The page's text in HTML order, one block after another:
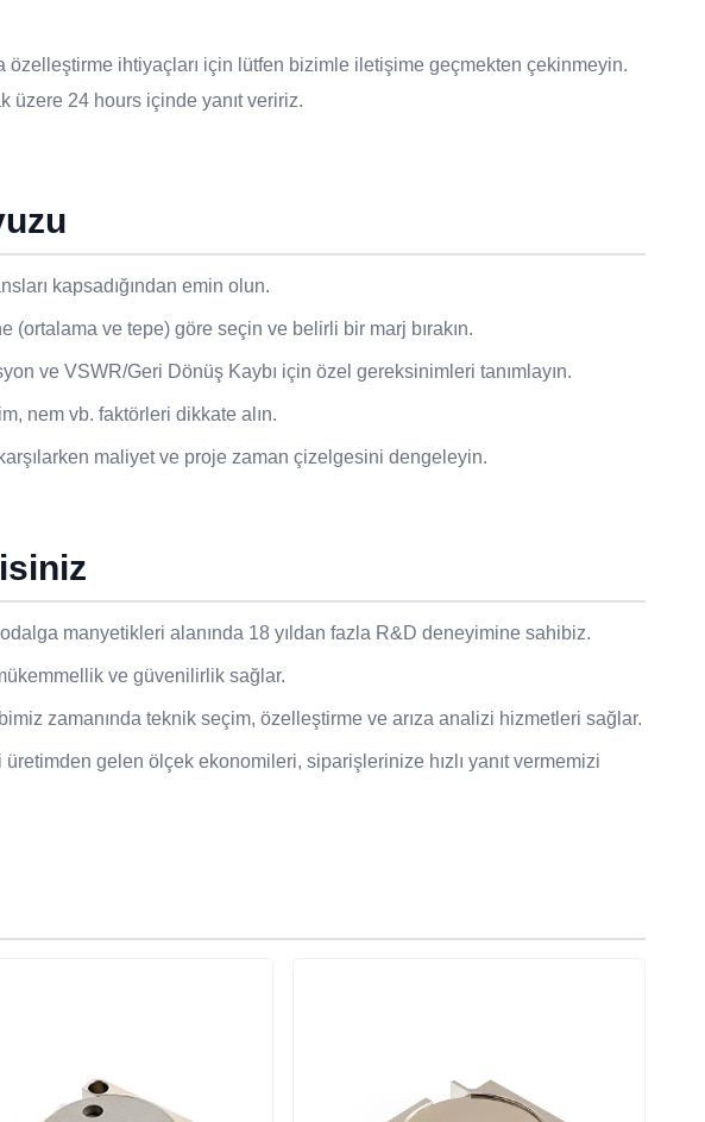
özelleştirme ihtiyaçları için lütfen bizimle iletişime geçmekten çekinmeyin.
üzere 24 hours içinde yanıt veririz.
kapsadığından emin olun.
(ortalama ve tepe) göre seçin ve belirli bir marj bırakın.
ve VSWR/Geri Dönüş Kaybı için özel gereksinimleri tanımlayın.
nem vb. faktörleri dikkate alın.
maliyet ve proje zaman çizelgesini dengeleyin.
manyetikleri alanında 18 yıldan fazla R&D deneyimine sahibiz.
ve güvenilirlik sağlar.
zamanında teknik seçim, özelleştirme ve arıza analizi hizmetleri sağlar.
üretimden gelen ölçek ekonomileri, siparişlerinize hızlı yanıt vermemizi